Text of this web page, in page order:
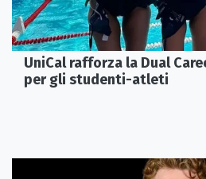
UniCal rafforza la Dual
per gli studenti-atleti